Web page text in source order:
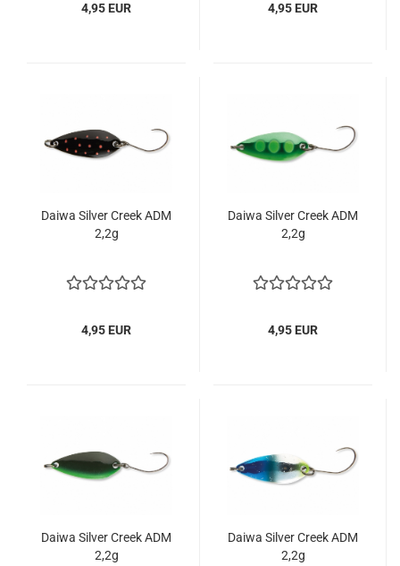
4,95 EUR 4,95 EUR
Daiwa Silver Creek ADM
2,2g
4,95 EUR
Daiwa Silver Creek ADM
2,2g
4,95 EUR
Daiwa Silver Creek ADM
2,2g
Daiwa Silver Creek ADM
2,2g